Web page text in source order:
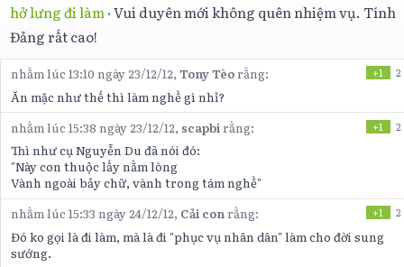
hở lưng đi làm ·Vui duyên mới không quên nhiệm vụ. Tính
Đảng rất cao!
nhằm lúc 13:10 ngày 23/12/12,Tony Tèorằng: +1 2
Ăn mặc như thế thì làm nghề gì nhỉ?
nhằm lúc 15:38 ngày 23/12/12, scapbi rằng: +1 2
Thì như cụ Nguyễn Du đã nói đó:
"Này con thuộc lấy nằm lòng
Vành ngoài bảy chữ, vành trong tám nghề"
nhằm lúc 15:33 ngày 24/12/12, Cải conrằng: +1 2
Đó ko gọi là đi làm, mà là đi "phục vụ nhân dân" làm cho đời sung
sướng.